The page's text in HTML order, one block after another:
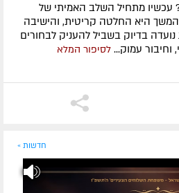
מתחיל השלב האמיתי של
היא החלטה קריטית, והישיבה
בדיוק בשביל להעניק לבחורים
וחיבור עמוק... לסיפור המלא
חדשות »